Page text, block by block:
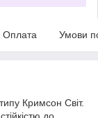
Оплата Умови
Кримсон Світ.
до